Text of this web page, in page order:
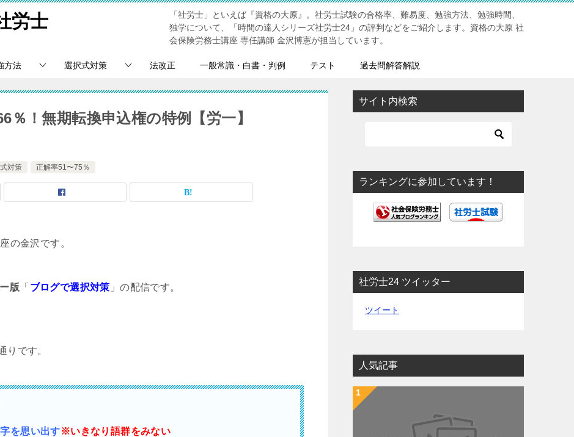
労士
「社労士」といえば『資格の大原』。社労士試験の合格率、難易度、勉強方法、勉強時間、
独学について、「時間の達人シリーズ社労士24」の評判などをご紹介します。資格の大原 社
会保険労務士講座 専任講師 金沢博憲が担当しています。
方法 選択式対策 法改正 一般常識・白書・判例 テスト 過去問解答解説
％！無期転換申込権の特例【労一】
対策 正解率51〜75％
の金沢です。
版 「 ブログで選択対策 」の配信です。
りです。
を思い出す※いきなり語群をみない
サイト内検索
ランキングに参加しています！
社労士24 ツイッター
ツイート
人気記事